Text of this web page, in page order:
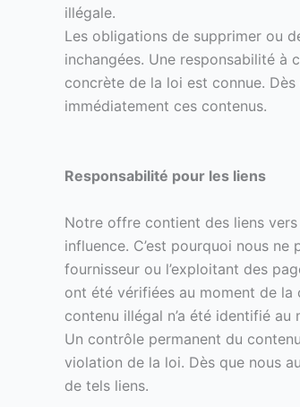
illégale.
Les obligations de supprimer ou
inchangées. Une responsabilité à
concrète de la loi est connue.
immédiatement ces contenus.
Responsabilité pour les liens
Notre offre contient des liens vers
influence. C’est pourquoi nous
fournisseur ou l’exploitant des
ont été vérifiées au moment de la
contenu illégal n’a été identifié
Un contrôle permanent du
violation de la loi. Dès que nous
de tels liens.